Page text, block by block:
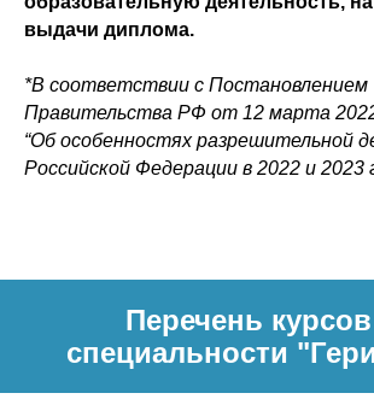
выдачи диплома.
*В соответствии с Постановлением
Правительства РФ от 12 марта
“Об особенностях разрешительной
Российской Федерации в 2022 и 2023
Перечень
специальности